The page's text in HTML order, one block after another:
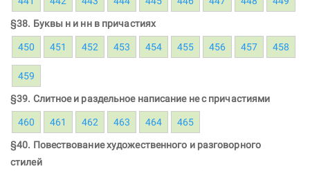
§38. Буквы н и нн в причастиях
450 451 452 453 454 455 456 457 458
459
§39. Слитное и раздельное написание не с причастиями
460 461 462 463 464 465
§40. Повествование художественного и разговорного
стилей